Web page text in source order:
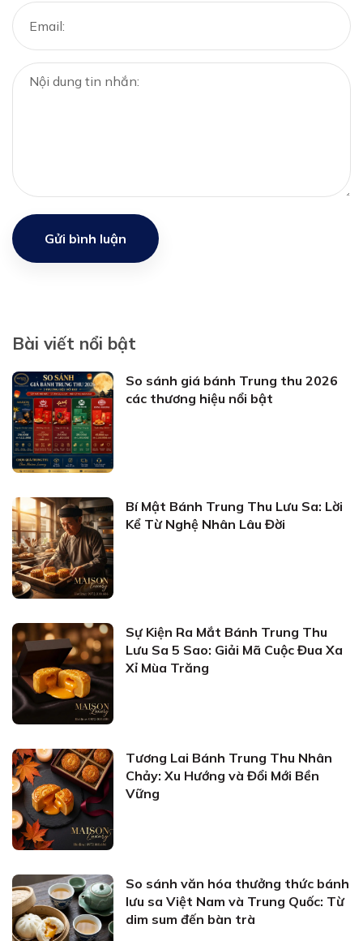
Gửi bình luận
Bài viết nổi bật
So sánh giá bánh Trung thu 2026
các thương hiệu nổi bật
Bí Mật Bánh Trung Thu Lưu Sa: Lời
Kể Từ Nghệ Nhân Lâu Đời
Sự Kiện Ra Mắt Bánh Trung Thu
Lưu Sa 5 Sao: Giải Mã Cuộc Đua Xa
Xỉ Mùa Trăng
Tương Lai Bánh Trung Thu Nhân
Chảy: Xu Hướng và Đổi Mới Bền
Vững
So sánh văn hóa thưởng thức bánh
lưu sa Việt Nam và Trung Quốc: Từ
dim sum đến bàn trà